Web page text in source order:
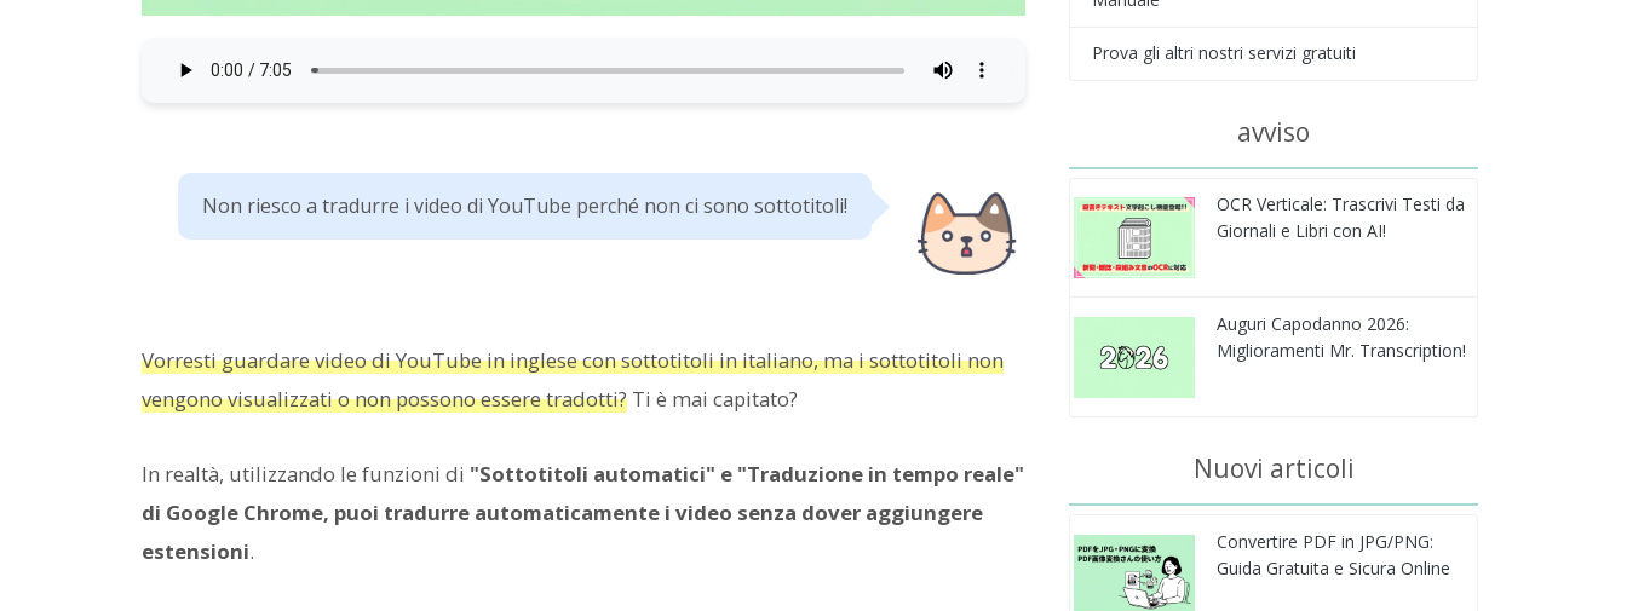
Non riesco a tradurre i video di YouTube perché non ci sono sottotitoli!
Vorresti guardare video di YouTube in inglese con sottotitoli in italiano, ma i sottotitoli non
vengono visualizzati o non possono essere tradotti? Ti è mai capitato?
In realtà, utilizzando le funzioni di "Sottotitoli automatici" e "Traduzione in tempo reale"
di Google Chrome, puoi tradurre automaticamente i video senza dover aggiungere
estensioni.
Prova gli altri nostri servizi gratuiti
avviso
OCR Verticale: Trascrivi Testi da
Giornali e Libri con AI!
Auguri Capodanno 2026:
Miglioramenti Mr. Transcription!
Nuovi articoli
Convertire PDF in JPG/PNG:
Guida Gratuita e Sicura Online